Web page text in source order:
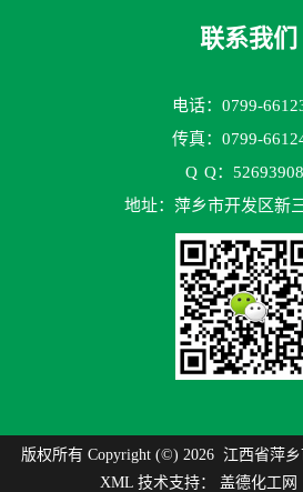
联系我们
电话：0799-
传真：0799-
Q Q：
地址：萍乡市开发区新
版权所有 Copyright (©) 2026 江西省萍
XML 技术支持： 盖德化工网